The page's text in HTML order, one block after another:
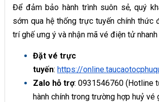
Để đảm bảo hành trình suôn sẻ, quý
sớm qua hệ thống trực tuyến chính thức
trí ghế ưng ý và nhận mã vé điện tử nhanh
Đặt vé trực
tuyến: https://
Zalo hỗ trợ: 0931546760 (Hotline
hành chính trong trường hợp huỷ vé